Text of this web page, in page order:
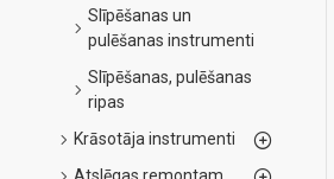
Slīpēšanas un
pulēšanas instrumenti
Slīpēšanas, pulēšanas
ripas
Krāsotāja instrumenti